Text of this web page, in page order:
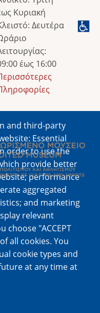
and third-party
Essential
order to use the
provide better
performance
aggregated
and marketing
relevant
choose "ACCEPT
all cookies. You
cookie types and
at any time at
Κυριακή
Δευτέρα
έως 16:00